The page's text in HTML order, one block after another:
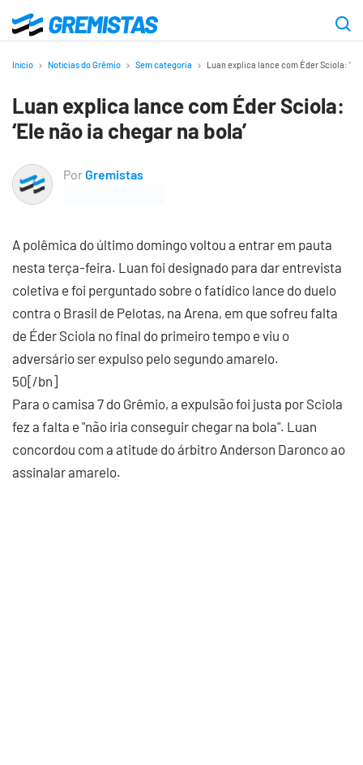
para
principal
Gremistas
Início Notícias do Grêmio Sem categoria Luan explica lance com Éder Sciola:
Luan explica lance com Éder Sciola:
‘Ele não ia chegar na bola’
PorGremistas
A polêmica do último domingo voltou a entrar em pauta
nesta terça-feira. Luan foi designado para dar entrevista
coletiva e foi perguntado sobre o fatídico lance do duelo
contra o Brasil de Pelotas, na Arena, em que sofreu falta
de Éder Sciola no final do primeiro tempo e viu o
adversário ser expulso pelo segundo amarelo.
50[/bn]
Para o camisa 7 do Grêmio, a expulsão foi justa por Sciola
fez a falta e "não iria conseguir chegar na bola". Luan
concordou com a atitude do árbitro Anderson Daronco ao
assinalar amarelo.